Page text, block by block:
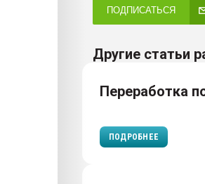
ПОДПИСАТЬСЯ
Другие статьи
Переработка
ПОДРОБНЕЕ